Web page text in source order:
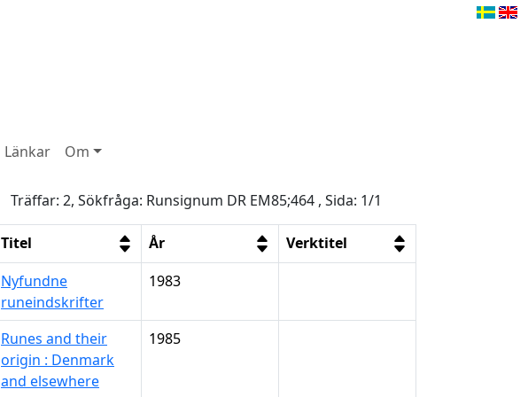
Länkar Om
Träffar: 2, Sökfråga: Runsignum DR EM85;464 , Sida: 1/1
Titel År
Verktitel
Nyfundne
runeindskrifter
1983
Runes and their
origin : Denmark
and elsewhere
1985